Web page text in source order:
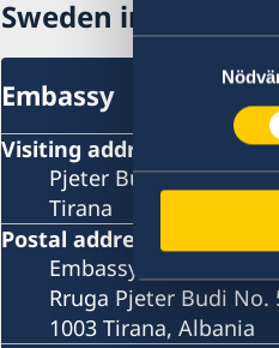
Sweden in Albania
Embassy
Visiting address
Pjeter Budi No. 56
Tirana
Postal address
Embassy of Sweden
Rruga Pjeter Budi No.
1003 Tirana, Albania